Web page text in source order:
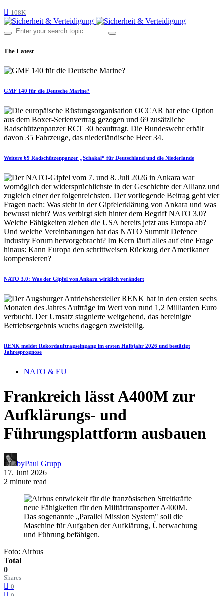
108K
The Latest
GMF 140 für die Deutsche Marine?
Weitere 69 Radschützenpanzer „Schakal“ für Deutschland und die Niederlande
NATO 3.0: Was der Gipfel von Ankara wirklich verändert
RENK meldet Rekordauftragseingang im ersten Halbjahr 2026 und bestätigt
Jahresprognose
NATO & EU
Frankreich lässt A400M zur
Aufklärungs- und
Führungsplattform ausbauen
byPaul Grupp
17. Juni 2026
2 minute read
Foto: Airbus
Total
0
Shares
0